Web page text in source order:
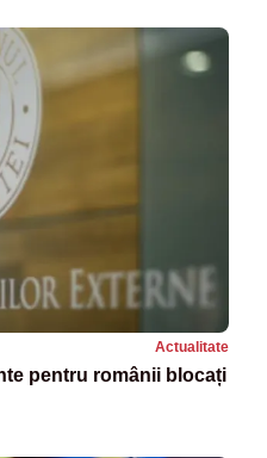
Actualitate
pentru românii blocați